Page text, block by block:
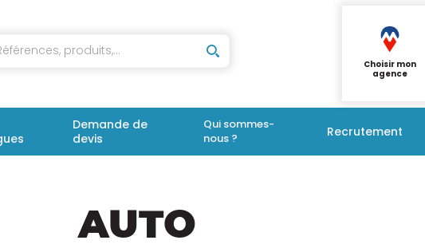
Choisir mon
agence
Demande de
devis
Qui sommes-
nous ?
Recrutement
AUTO